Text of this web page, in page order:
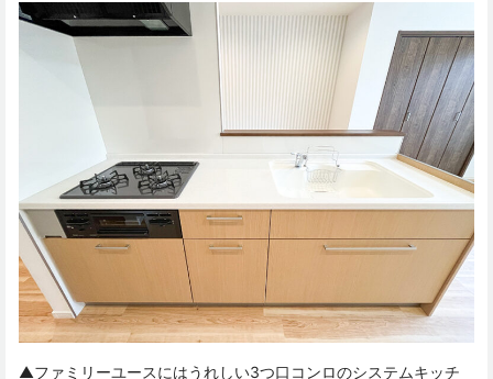
▲ファミリーユースにはうれしい3つ口コンロのシステムキッチ